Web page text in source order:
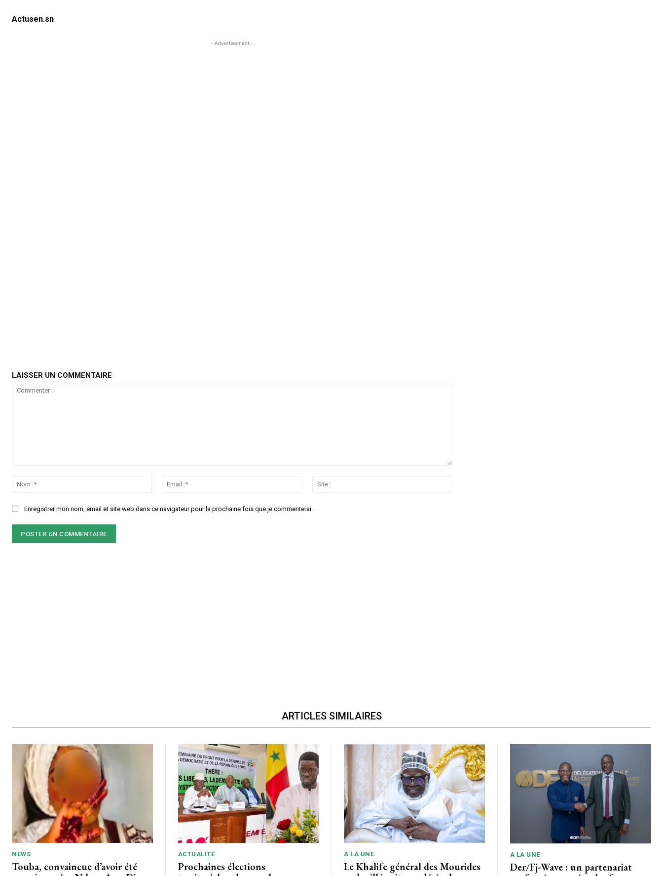
Actusen.sn
- Advertisement -
LAISSER UN COMMENTAIRE
Nom
Email
Enregistrer mon nom, email et site web dans ce navigateur pour la prochaine fois que je commenterai.
ARTICLES SIMILAIRES
NEWS
Touba, convaincue d’avoir été
ACTUALITÉ
Prochaines élections
A LA UNE
Le Khalife général des Mourides
A LA UNE
Der/Fj-Wave : un partenariat